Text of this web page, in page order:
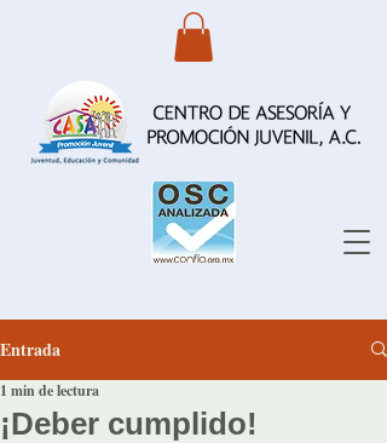
Entrada
¡Deber cumplido!
1 min de lectura